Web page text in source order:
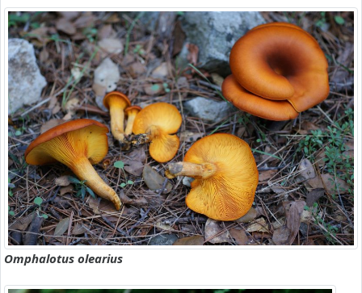
Omphalotus olearius